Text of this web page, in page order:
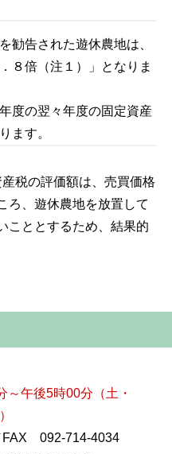
勧告された遊休農地は、
８倍（注１）」となりま
度の翌々年度の固定資産
ます。
税の評価額は、売買価格
ろ、遊休農地を放置して
こととするため、結果的
午後5時00分（土・
092-714-4034